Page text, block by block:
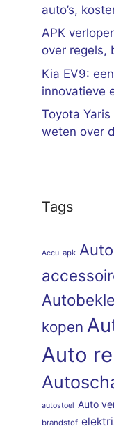
auto’s,
APK
over regels,
Kia EV9:
innovatieve
Toyota
weten over
Tags
Accu apk Auto
kopen
Auto
autostoel Auto
brandstof